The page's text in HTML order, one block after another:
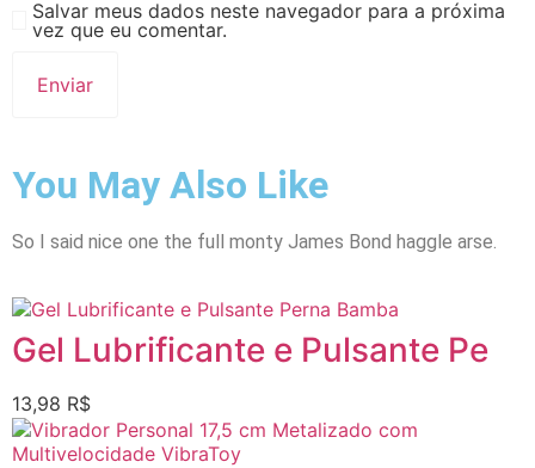
Salvar meus dados neste navegador para a próxima
vez que eu comentar.
You May Also Like
So I said nice one the full monty James Bond haggle arse.
Gel Lubrificante e Pulsante Pe
13,98 R$